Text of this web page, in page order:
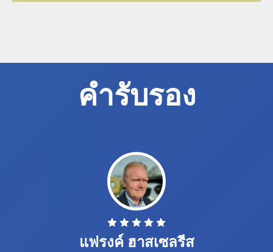
คำรับรอง
แฟรงค์ ฮาสเซลรีส